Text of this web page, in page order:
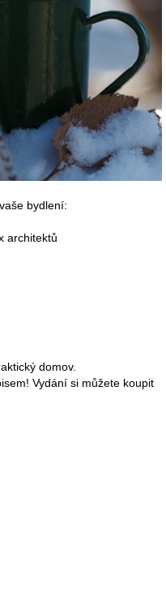
bydlení:
architektů
domov.
Vydání si můžete koupit